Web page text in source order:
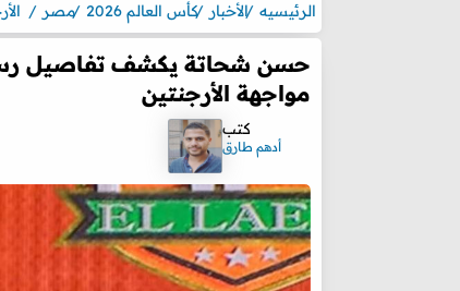
الرئيسيه الأخبار كأس العالم 2026 مصر
حسن شحاتة يكشف تفاصيل
مواجهة الأرجنتين
كتب
أدهم طارق